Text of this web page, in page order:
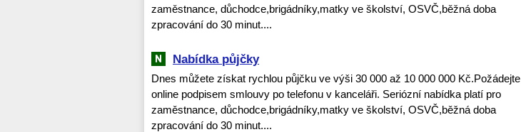
zaměstnance, důchodce,brigádníky,matky ve školství, OSVČ,běžná doba
zpracování do 30 minut....
Nabídka půjčky
Dnes můžete získat rychlou půjčku ve výši 30 000 až 10 000 000 Kč.Požádejte
online podpisem smlouvy po telefonu v kanceláři. Seriózní nabídka platí pro
zaměstnance, důchodce,brigádníky,matky ve školství, OSVČ,běžná doba
zpracování do 30 minut....